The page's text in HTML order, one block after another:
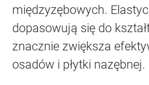
międzyzębowych.
dopasowują się do
znacznie zwiększa
osadów i płytki nazębnej.